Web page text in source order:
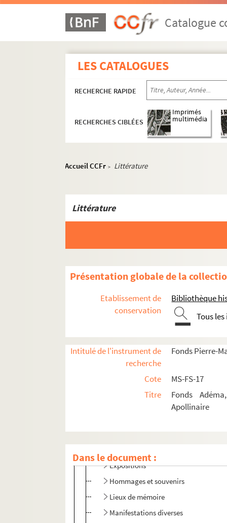
Catalogue
LES CATALOGUES
RECHERCHE RAPIDE
RECHERCHES CIBLÉES
Imprimés
multimédia
Accueil CCFr > Littérature
Littérature
Présentation globale de la
Etablissement de
conservation
Bibliothèque
Tous
Intitulé de l'instrument de
recherche
Fonds Pierre-
Cote
MS-FS-17
Titre
Fonds
Apollinaire
Dans le document :
Œuvres
Etudes
Documents en vente
Célébration et rayonnement
Société des Amis de Guillaume
Centenaire de sa naissance (1980)
Expositions
Hommages et souvenirs
Lieux de mémoire
Manifestations diverses